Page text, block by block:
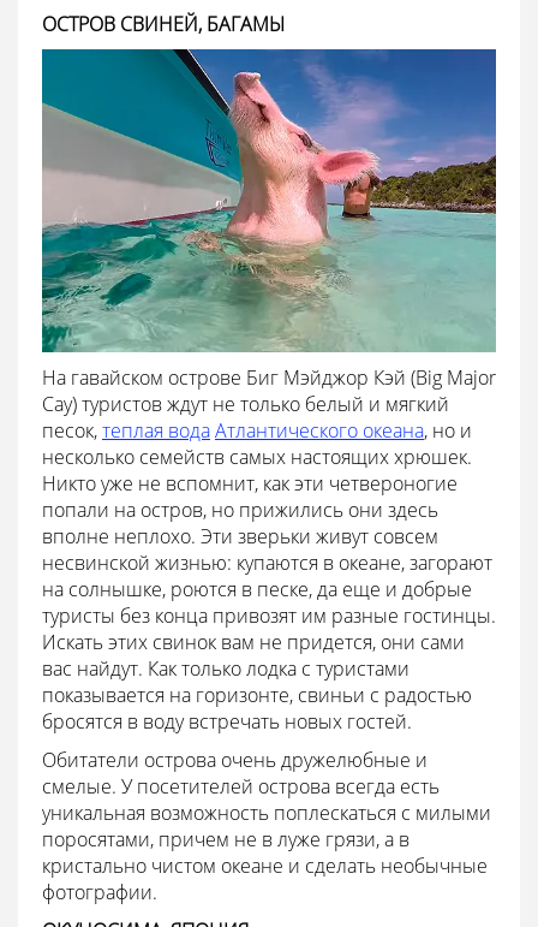
ОСТРОВ СВИНЕЙ, БАГАМЫ
На гавайском острове Биг Мэйджор Кэй (Big Major
Cay) туристов ждут не только белый и мягкий
песок,теплая водаАтлантического океана, но и
несколько семейств самых настоящих хрюшек.
Никто уже не вспомнит, как эти четвероногие
попали на остров, но прижились они здесь
вполне неплохо. Эти зверьки живут совсем
несвинской жизнью: купаются в океане, загорают
на солнышке, роются в песке, да еще и добрые
туристы без конца привозят им разные гостинцы.
Искать этих свинок вам не придется, они сами
вас найдут. Как только лодка с туристами
показывается на горизонте, свиньи с радостью
бросятся в воду встречать новых гостей.
Обитатели острова очень дружелюбные и
смелые. У посетителей острова всегда есть
уникальная возможность поплескаться с милыми
поросятами, причем не в луже грязи, а в
кристально чистом океане и сделать необычные
фотографии.